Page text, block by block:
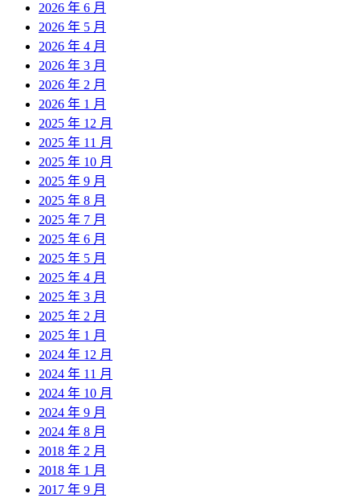
2026 年 6 月
2026 年 5 月
2026 年 4 月
2026 年 3 月
2026 年 2 月
2026 年 1 月
2025 年 12 月
2025 年 11 月
2025 年 10 月
2025 年 9 月
2025 年 8 月
2025 年 7 月
2025 年 6 月
2025 年 5 月
2025 年 4 月
2025 年 3 月
2025 年 2 月
2025 年 1 月
2024 年 12 月
2024 年 11 月
2024 年 10 月
2024 年 9 月
2024 年 8 月
2018 年 2 月
2018 年 1 月
2017 年 9 月